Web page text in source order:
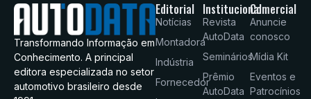
Transformando Informação em
Conhecimento. A principal
editora especializada no setor
automotivo brasileiro desde
Editorial
Notícias
Montadora
Indústria
Fornecedor
Institucional
Revista
AutoData
Seminários
Prêmio
AutoData
Comercial
Anuncie
conosco
Mídia Kit
Eventos e
Patrocínios